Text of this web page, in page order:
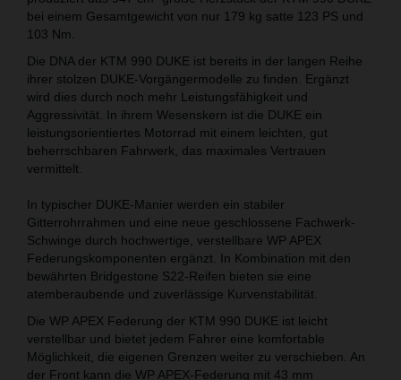
bei einem Gesamtgewicht von nur 179 kg satte 123 PS und
103 Nm.
Die DNA der KTM 990 DUKE ist bereits in der langen Reihe
ihrer stolzen DUKE-Vorgängermodelle zu finden. Ergänzt
wird dies durch noch mehr Leistungsfähigkeit und
Aggressivität. In ihrem Wesenskern ist die DUKE ein
leistungsorientiertes Motorrad mit einem leichten, gut
beherrschbaren Fahrwerk, das maximales Vertrauen
vermittelt.
In typischer DUKE-Manier werden ein stabiler
Gitterrohrrahmen und eine neue geschlossene Fachwerk-
Schwinge durch hochwertige, verstellbare WP APEX
Federungskomponenten ergänzt. In Kombination mit den
bewährten Bridgestone S22-Reifen bieten sie eine
atemberaubende und zuverlässige Kurvenstabilität.
Die WP APEX Federung der KTM 990 DUKE ist leicht
verstellbar und bietet jedem Fahrer eine komfortable
Möglichkeit, die eigenen Grenzen weiter zu verschieben. An
der Front kann die WP APEX-Federung mit 43 mm